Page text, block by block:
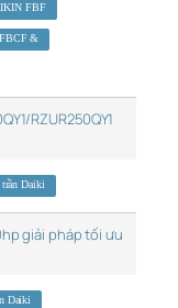
FBF
&
RZUR250QY1
Daiki
giải pháp tối ưu
Daiki